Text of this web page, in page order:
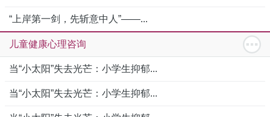
“上岸第一剑，先斩意中人”——...
儿童健康心理咨询
当“小太阳”失去光芒：小学生抑郁...
当“小太阳”失去光芒：小学生抑郁...